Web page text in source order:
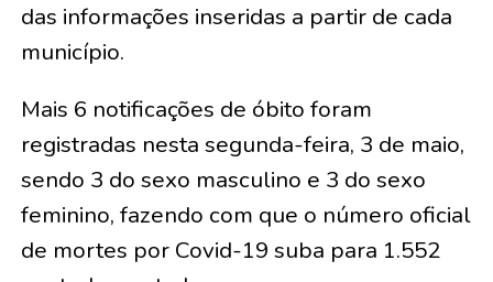
das informações inseridas a partir de cada
município.
Mais 6 notificações de óbito foram
registradas nesta segunda-feira, 3 de maio,
sendo 3 do sexo masculino e 3 do sexo
feminino, fazendo com que o número oficial
de mortes por Covid-19 suba para 1.552